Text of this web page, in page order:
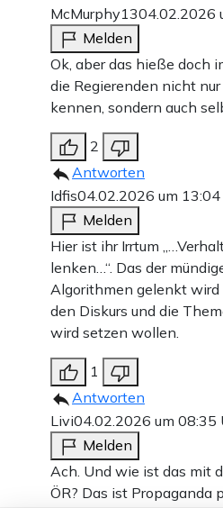
McMurphy1304.02.2026
Melden
Ok, aber das hieße doch
die Regierenden nicht
kennen, sondern auch
2
Antworten
Idfis04.02.2026 um
Melden
Hier ist ihr Irrtum
lenken…“. Das der
Algorithmen gelenkt wird
den Diskurs und die
wird setzen wollen.
1
Antworten
Livi04.02.2026 um 08:35
Melden
Ach. Und wie ist das mit
ÖR? Das ist Propaganda